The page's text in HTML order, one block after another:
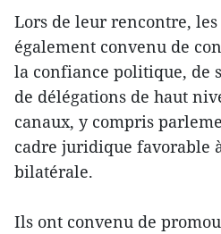
Lors de leur rencontre,
également convenu de
la confiance politique, de
de délégations de haut
canaux, y compris
cadre juridique favorable
bilatérale.
Ils ont convenu de